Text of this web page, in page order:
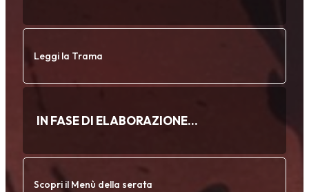
Leggi la Trama
IN FASE DI ELABORAZIONE…
Scopri il Menù della serata